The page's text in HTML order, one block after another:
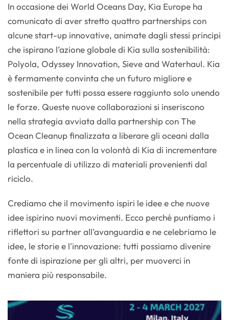
In occasione dei World Oceans Day, Kia Europe ha
comunicato di aver stretto quattro partnerships con
alcune start-up innovative, animate dagli stessi principi
che ispirano l’azione globale di Kia sulla sostenibilità:
Polyola, Odyssey Innovation, Sieve and Waterhaul. Kia
è fermamente convinta che un futuro migliore e
sostenibile per tutti possa essere raggiunto solo unendo
le forze. Queste nuove collaborazioni si inseriscono
nella strategia avviata dalla partnership con The
Ocean Cleanup finalizzata a liberare gli oceani dalla
plastica e in linea con la volontà di Kia di incrementare
la percentuale di utilizzo di materiali provenienti dal
riciclo.
Crediamo che il movimento ispiri le idee e che nuove
idee ispirino nuovi movimenti. Ecco perché puntiamo i
riflettori su partner all’avanguardia e ne celebriamo le
idee, le storie e l'innovazione: tutti possiamo divenire
fonte di ispirazione per gli altri, per muoverci in
maniera più responsabile.